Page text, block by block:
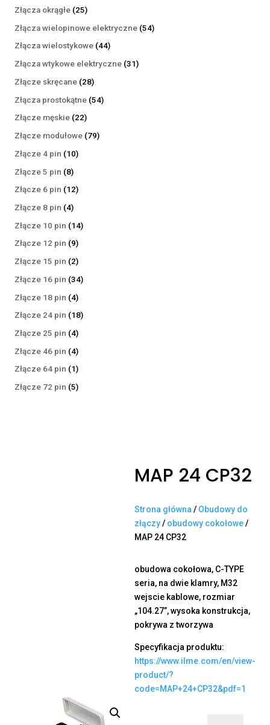
Złącza okrągłe 2525
produktów
Złącza wielopinowe elektryczne 5454
Złącza wielostykowe 4444
produkty
Złącza wtykowe elektryczne 3131
Złącze skręcane 2828
produktów
Złącza prostokątne 5454
Złącze męskie 2222
produkty
Złącze modułowe 7979
Złącze 4 pin 1010
Złącze 5 pin 88
produktów
Złącze 6 pin 1212
Złącze 8 pin 44
produkty
Złącze 10 pin 1414
Złącze 12 pin 99
produktów
Złącze 15 pin 22
produkty
Złącze 16 pin 3434
Złącze 18 pin 44
produkty
Złącze 24 pin 1818
Złącze 25 pin 44
produkty
Złącze 46 pin 44
produkty
Złącze 64 pin 11
produkt
Złącze 72 pin 55
MAP 24 CP32
Strona główna / Obudowy do
złączy/ obudowy cokołowe/
MAP 24 CP32
obudowa cokołowa, C-TYPE
seria, na dwie klamry, M32
wejscie kablowe, rozmiar
„104.27”, wysoka konstrukcja,
pokrywa z tworzywa
Specyfikacja produktu:
https://www.ilme.com/en/view-
product/?
code=MAP+24+CP32&pdf=1